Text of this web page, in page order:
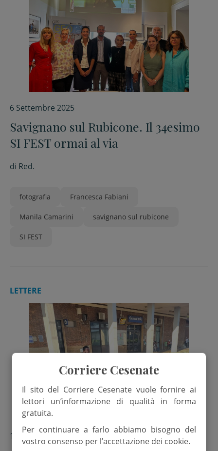
6 Settembre 2025
Savignano sul Rubicone. Il 34esimo
SI FEST ormai al via
di Red.
fotografia Francesca Fabiani
Manila Camarini savignano sul rubicone
SI FEST
LETTERE
16 Luglio 2025
Corriere Cesenate
Il sito del Corriere Cesenate vuole fornire ai
lettori un’informazione di qualità in forma
gratuita.
Per continuare a farlo abbiamo bisogno del
vostro consenso per l’accettazione dei cookie.